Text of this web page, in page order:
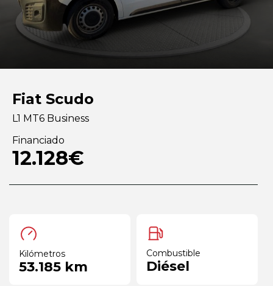
Fiat Scudo
L1 MT6 Business
Financiado
12.128€
Kilómetros
53.185 km
Combustible
Diésel